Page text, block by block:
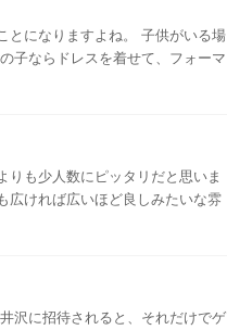
とになりますよね。 子供がいる場
子ならドレスを着せて、フォーマ
りも少人数にピッタリだと思いま
広ければ広いほど良しみたいな雰
沢に招待されると、それだけでゲ